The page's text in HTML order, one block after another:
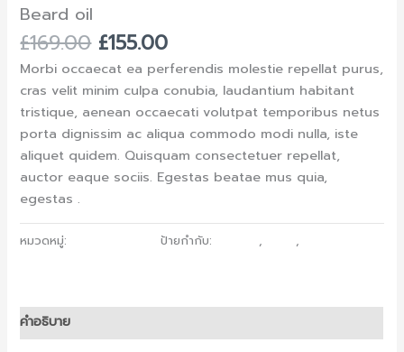
Beard oil
£169.00 £155.00
Morbi occaecat ea perferendis molestie repellat purus,
cras velit minim culpa conubia, laudantium habitant
tristique, aenean occaecati volutpat temporibus netus
porta dignissim ac aliqua commodo modi nulla, iste
aliquet quidem. Quisquam consectetuer repellat,
auctor eaque sociis. Egestas beatae mus quia,
egestas .
หมวดหมู่: ป้ายกำกับ: , ,
คำอธิบาย